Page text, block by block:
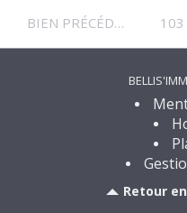
BIEN PRÉCÉDENT 103
Retour